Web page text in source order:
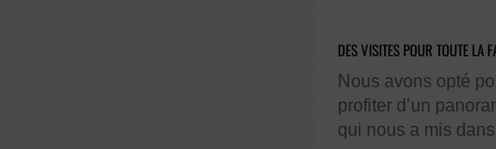
DES VISITES POUR TOUTE LA
Nous avons opté
profiter d’un
qui nous a mis